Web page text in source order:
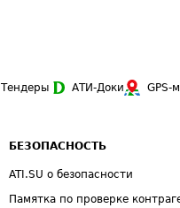
Тендеры АТИ-Доки GPS-
БЕЗОПАСНОСТЬ
ATI.SU о безопасности
Памятка по проверке